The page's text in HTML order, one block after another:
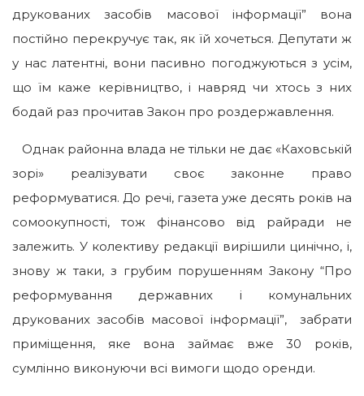
друкованих засобів масової інформації” вона
постійно перекручує так, як їй хочеться. Депутати ж
у нас латентні, вони пасивно погоджуються з усім,
що їм каже керівництво, і навряд чи хтось з них
бодай раз прочитав Закон про роздержавлення.
Однак районна влада не тільки не дає «Каховській
зорі» реалізувати своє законне право
реформуватися. До речі, газета уже десять років на
сомоокупності, тож фінансово від райради не
залежить. У колективу редакції вирішили цинічно, і,
знову ж таки, з грубим порушенням Закону “Про
реформування державних і комунальних
друкованих засобів масової інформації”, забрати
приміщення, яке вона займає вже 30 років,
сумлінно виконуючи всі вимоги щодо оренди.